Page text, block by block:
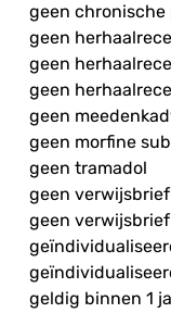
geen chronische
geen
geen
geen
geen
geen morfine
geen tramadol
geen
geen
geldig binnen 1